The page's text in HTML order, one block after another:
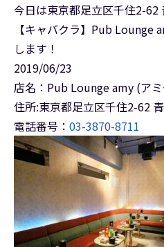
今日は東京都足立区千住2-62
【キャバクラ】Pub Lounge
します！
2019/06/23
店名：Pub Lounge amy (ア
住所:東京都足立区千住2-62
電話番号： 03-3870-8711